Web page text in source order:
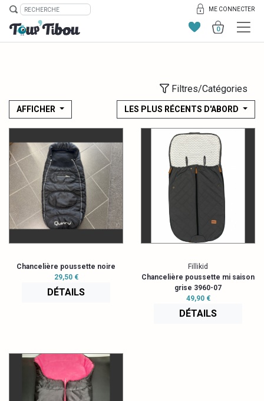
ME CONNECTER
0
Filtres/Catégories
AFFICHER LES PLUS RÉCENTS D'ABORD
Chancelière poussette noire
29,50 €
DÉTAILS
Fillikid
Chancelière poussette mi saison
grise 3960-07
49,90 €
DÉTAILS